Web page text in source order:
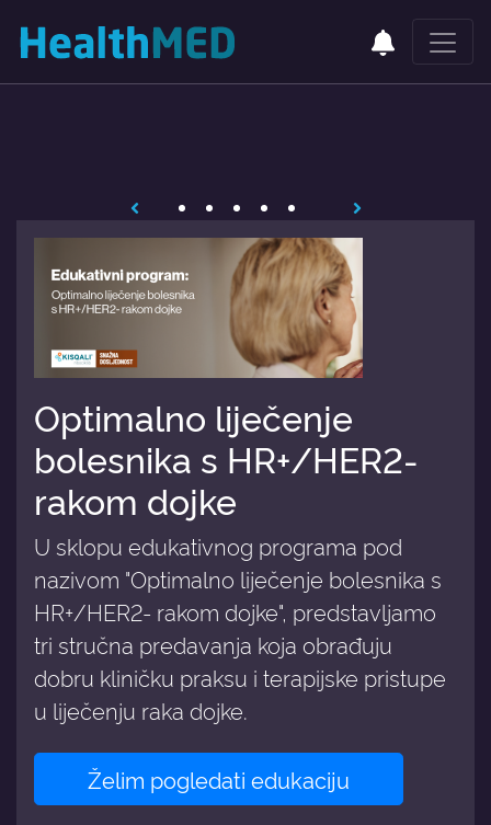
Optimalno liječenje
bolesnika s HR+/HER2-
rakom dojke
U sklopu edukativnog programa pod
nazivom "Optimalno liječenje bolesnika s
HR+/HER2- rakom dojke", predstavljamo
tri stručna predavanja koja obrađuju
dobru kliničku praksu i terapijske pristupe
u liječenju raka dojke.
Želim pogledati edukaciju